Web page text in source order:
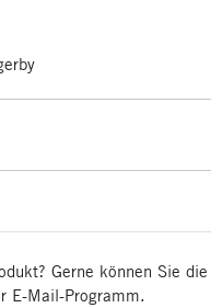
Gerne können Sie die
E-Mail-Programm.